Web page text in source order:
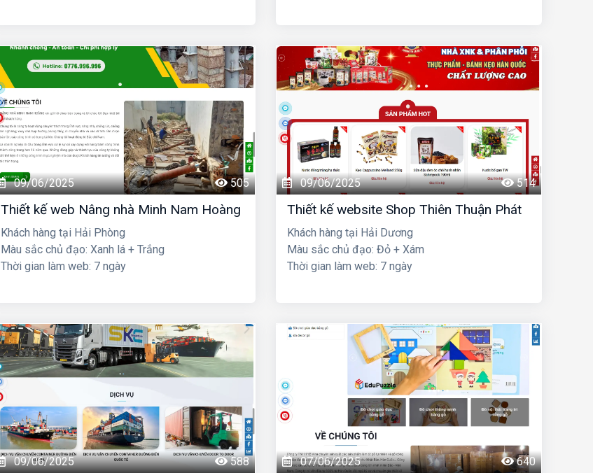
09/06/2025 505
Thiết kế web Nâng nhà Minh Nam Hoàng
Khách hàng tại Hải Phòng
Màu sắc chủ đạo: Xanh lá + Trắng
Thời gian làm web: 7 ngày
09/06/2025 514
Thiết kế website Shop Thiên Thuận Phát
Khách hàng tại Hải Dương
Màu sắc chủ đạo: Đỏ + Xám
Thời gian làm web: 7 ngày
09/06/2025 588 07/06/2025 640